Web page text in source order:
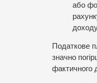
або
Податкове
значно
фактичного